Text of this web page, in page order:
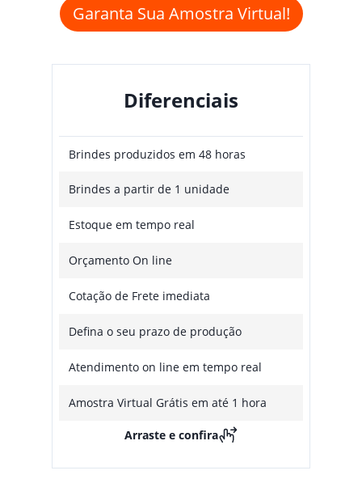
Garanta Sua Amostra Virtual!
Diferenciais
Brindes produzidos em 48 horas
Brindes a partir de 1 unidade
Estoque em tempo real
Orçamento On line
Cotação de Frete imediata
Defina o seu prazo de produção
Atendimento on line em tempo real
Amostra Virtual Grátis em até 1 hora
Arraste e confira